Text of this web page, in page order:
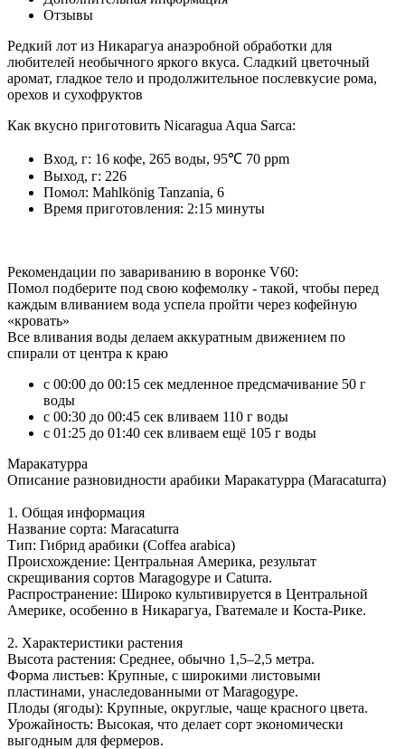
Отзывы
Редкий лот из Никарагуа анаэробной обработки для
любителей необычного яркого вкуса. Сладкий цветочный
аромат, гладкое тело и продолжительное послевкусие рома,
орехов и сухофруктов
Как вкусно приготовить Nicaragua Aqua Sarca:
Вход, г: 16 кофе, 265 воды, 95℃ 70 ppm
Выход, г: 226
Помол: Mahlkönig Tanzania, 6
Время приготовления: 2:15 минуты
Рекомендации по завариванию в воронке V60:
Помол подберите под свою кофемолку - такой, чтобы перед
каждым вливанием вода успела пройти через кофейную
«кровать»
Все вливания воды делаем аккуратным движением по
спирали от центра к краю
с 00:00 до 00:15 сек медленное предсмачивание 50 г
воды
с 00:30 до 00:45 сек вливаем 110 г воды
с 01:25 до 01:40 сек вливаем ещё 105 г воды
Маракатурра
Описание разновидности арабики Маракатурра (Maracaturra)
1. Общая информация
Название сорта: Maracaturra
Тип: Гибрид арабики (Coffea arabica)
Происхождение: Центральная Америка, результат
скрещивания сортов Maragogype и Caturra.
Распространение: Широко культивируется в Центральной
Америке, особенно в Никарагуа, Гватемале и Коста-Рике.
2. Характеристики растения
Высота растения: Среднее, обычно 1,5–2,5 метра.
Форма листьев: Крупные, с широкими листовыми
пластинами, унаследованными от Maragogype.
Плоды (ягоды): Крупные, округлые, чаще красного цвета.
Урожайность: Высокая, что делает сорт экономически
выгодным для фермеров.